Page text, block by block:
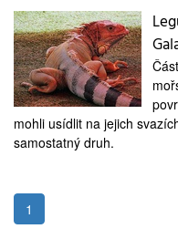
mohli usídlit na jejich
samostatný druh.
1